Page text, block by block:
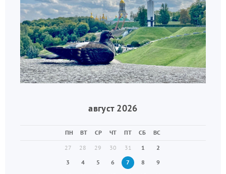
август 2026
ПН ВТ СР ЧТ ПТ СБ
ВС
27
28 29 30 31 1
2
3
4 5 6 7 8
9